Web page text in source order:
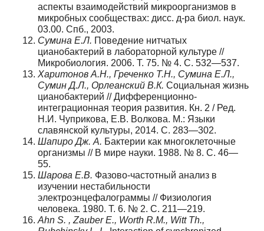
аспекты взаимодействий микроорганизмов в
микробных сообществах: дисс. д-ра биол. наук.
03.00. Спб., 2003.
Сумина Е.Л. Поведение нитчатых
цианобактерий в лабораторной культуре //
Микробиология. 2006. Т. 75. № 4. С. 532—537.
Харитонов А.Н., Греченко Т.Н., Сумина Е.Л.,
Сумин Д.Л., Орлеанский В.К. Социальная жизнь
цианобактерий // Дифференционно-
интеграционная теория развития. Кн. 2 / Ред.
Н.И. Чуприкова, Е.В. Волкова. М.: Языки
славянской культуры, 2014. С. 283—302.
Шапиро Дж. А. Бактерии как многоклеточные
организмы // В мире науки. 1988. № 8. С. 46—
55.
Шарова Е.В. Фазово-частотный анализ в
изучении нестабильности
электроэнцефалограммы // Физиология
человека. 1980. Т. 6. № 2. С. 211—219.
Ahn S. , Zauber E., Worth R.M., Witt Th.,